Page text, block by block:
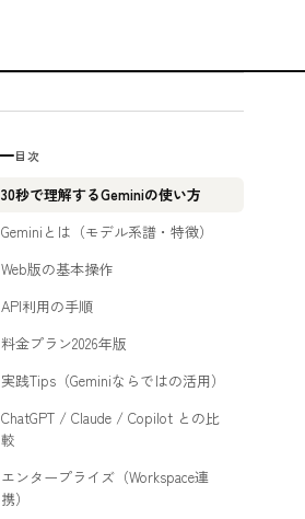
目次
30秒で理解するGeminiの使い方
Geminiとは（モデル系譜・特徴）
Web版の基本操作
API利用の手順
料金プラン2026年版
実践Tips（Geminiならではの活用）
ChatGPT / Claude / Copilot との比
較
エンタープライズ（Workspace連
携）